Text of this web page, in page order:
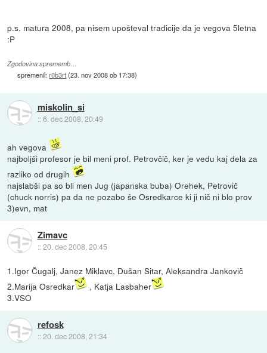
p.s. matura 2008, pa nisem upošteval tradicije da je vegova 5letna
:P
Zgodovina sprememb…
spremenil:r0b3rt(23. nov 2008 ob 17:38)
miskolin_si
::6. dec 2008, 20:49
ah vegova
najboljši profesor je bil meni prof. Petrovčič, ker je vedu kaj dela za
razliko od drugih
najslabši pa so bli men Jug (japanska buba) Orehek, Petrovič
(chuck norris) pa da ne pozabo še Osredkarce ki ji nič ni blo prov
3)evn, mat
Zimavc
::20. dec 2008, 20:45
1.Igor Čugalj, Janez Miklavc, Dušan Sitar, Aleksandra Jankovič
2.Marija Osredkar
, Katja Lasbaher
3.VSO
refosk
::20. dec 2008, 21:34